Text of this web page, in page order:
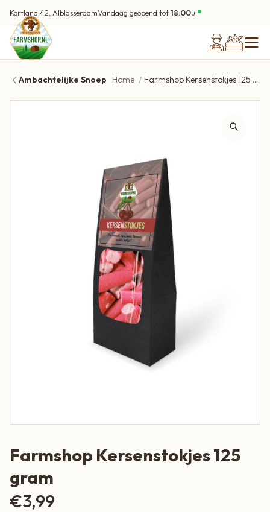
Kortland 42, AlblasserdamVandaag geopend tot18:00u
Ambachtelijke Snoep Home Farmshop Kersenstokjes 125 gram
Farmshop Kersenstokjes 125
gram
€3,99